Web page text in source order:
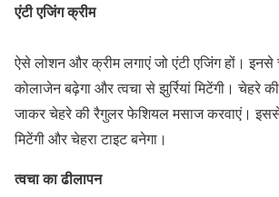
एंटी एजिंग क्रीम
ऐसे लोशन और क्रीम लगाएं जो एंटी एजिंग हों। इनसे
कोलाजेन बढ़ेगा और त्वचा से झुर्रियां मिटेंगी। चेहरे
जाकर चेहरे की रैगुलर फेशियल मसाज करवाएं। इससे
मिटेंगी और चेहरा टाइट बनेगा।
त्वचा का ढीलापन